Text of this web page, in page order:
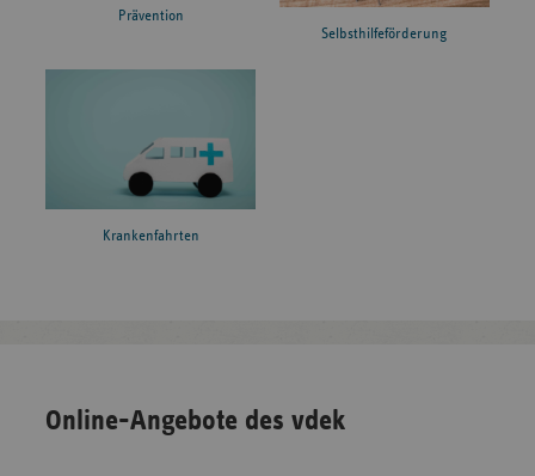
Prävention
Selbsthilfeförderung
Krankenfahrten
Online-Angebote des vdek